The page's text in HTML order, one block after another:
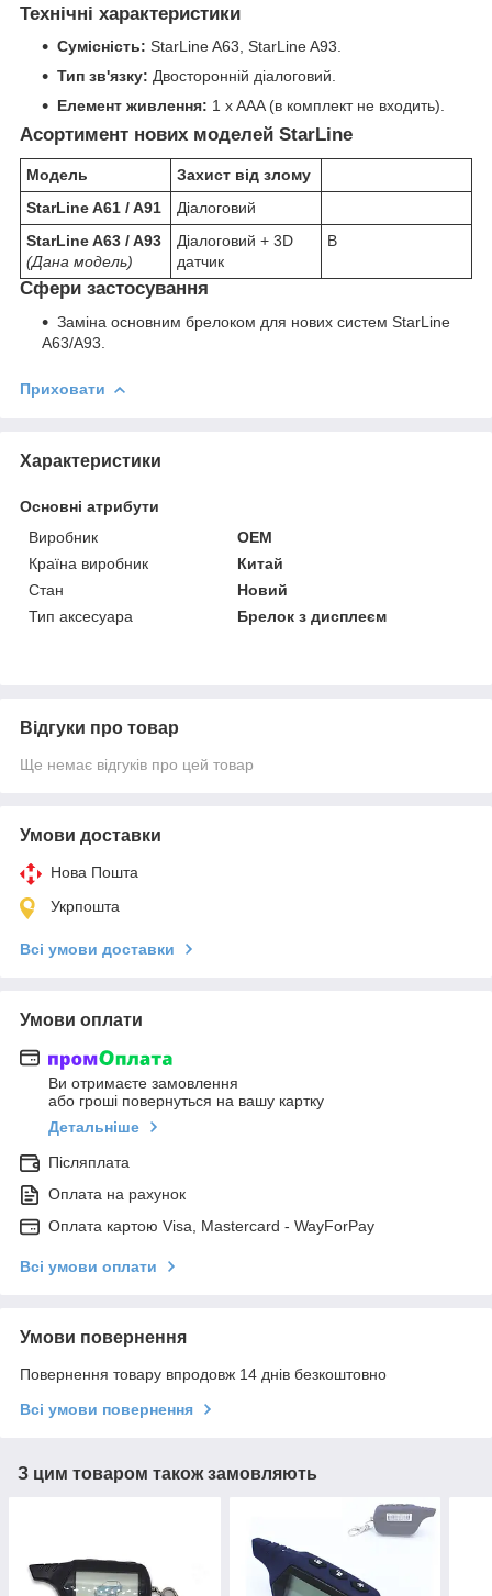
Технічні характеристики
Сумісність: StarLine A63, StarLine A93.
Тип зв'язку: Двосторонній діалоговий.
Елемент живлення: 1 x AAA (в комплект не входить).
Асортимент нових моделей StarLine
Модель
Захист від злому
StarLine A61 / A91
Діалоговий
StarLine A63 / A93
(Дана модель)
Діалоговий + 3D
датчик
В
Сфери застосування
Заміна основним брелоком для нових систем StarLine
A63/A93.
Приховати
Характеристики
Основні атрибути
Виробник
OEM
Країна виробник
Китай
Стан
Новий
Тип аксесуара
Брелок з дисплеєм
Відгуки про товар
Ще немає відгуків про цей товар
Умови доставки
Нова Пошта
Укрпошта
Всі умови доставки
Умови оплати
Ви отримаєте замовлення
або гроші повернуться на вашу картку
Детальніше
Післяплата
Оплата на рахунок
Оплата картою Visa, Mastercard - WayForPay
Всі умови оплати
Умови повернення
Повернення товару впродовж 14 днів безкоштовно
Всі умови повернення
З цим товаром також замовляють